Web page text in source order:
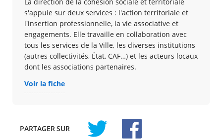
La direction de la cohésion sociale et territoriale
s'appuie sur deux services : l'action territoriale et
l'insertion professionnelle, la vie associative et
engagement​s​. Elle travaille en collaboration avec
tous les services de la Ville, les diverses institutions
(autres collectivités, État, CAF…) et les acteurs locaux
dont les associations partenaires.
Voir la fiche
PARTAGERSUR